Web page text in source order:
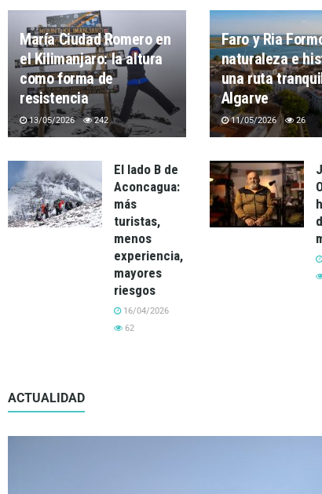
María Ciudad Romero en
el Kilimanjaro: la altura
como forma de
resistencia
13/05/2026 242
Faro y Ria
naturaleza e
una ruta
Algarve
11/05/2026 26
El lado B de
Aconcagua:
más
turistas,
menos
experiencia,
mayores
riesgos
16/04/2026
62
ACTUALIDAD